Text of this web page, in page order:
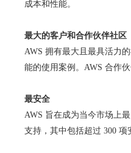
成本和性能。
最大的客户和合作伙伴社区
AWS 拥有最大且最具活力
能的使用案例。AWS 合作
最安全
AWS 旨在成为当今市场上
支持，其中包括超过 300